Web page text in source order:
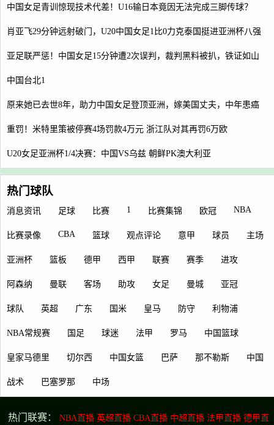
中国女足青训惊现技术代差！U16输日本竟因无法完成三脚传球？
肖亚飞29分钟远射破门，U20中国女足1比0力克泰国挺进亚洲杯八强
亚足联严惩！中国女足15分钟遭2次误判，裁判黑料被扒，铁证如山
中国台北1
原来她已去世8年，助力中国女足登顶亚洲，嫁美国丈夫，中年患癌
重罚！米特里策被停赛4场罚款4万元 浙江队对其再罚6万欧
U20女足亚洲杯1/4决赛：中国VS乌兹 朝鲜PK澳大利亚
热门球队
消息资讯 足球 比赛 1 比赛集锦 欧冠 NBA
比赛录像 CBA 篮球 观点评论 意甲 球员 主场
亚洲杯 篮板 德甲 西甲 联赛 赛季 进攻
阿森纳 曼联 客场 助攻 女足 曼城 亚冠
球队 英超 广东 国米 皇马 防守 利物浦
NBA常规赛 国足 球迷 法甲 罗马 中国篮球
皇家马德里 切尔西 中国女篮 巴萨 那不勒斯 中国
战术 巴塞罗那 中场
热门联赛： NBA直播 英超直播 CBA直播 中超直播 法甲直播 德甲直